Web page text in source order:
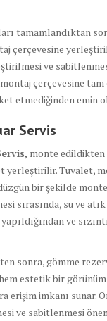
tamamlandıktan
çerçevesine
ve
çerçevesine
etmediğinden emin
Servis
monte edildikten
yerleştirilir. Tuvalet,
bir şekilde
sırasında, su ve atık
ve
sonra, gömme
estetik bir
erişim imkanı sunar.
ve sabitlenmesi